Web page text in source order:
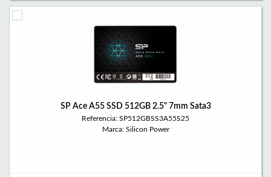
SP Ace A55 SSD 512GB 2.5" 7mm Sata3
Referencia: SP512GBSS3A55S25
Marca: Silicon Power